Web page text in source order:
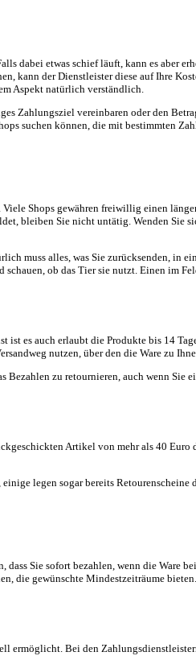
dabei etwas schief läuft, kann es aber
kann der Dienstleister diese auf Ihre
Aspekt natürlich verständlich.
Zahlungsziel vereinbaren oder den
suchen können, die mit bestimmten
Shops gewähren freiwillig einen
bleiben Sie nicht untätig. Wenden Sie
muss alles, was Sie zurücksenden, in
ob das Tier sie nutzt. Einen im
es auch erlaubt die Produkte bis 14
nutzen, über den die Ware zu
zu retournieren, auch wenn Sie
Artikel von mehr als 40
legen sogar bereits
Sie sofort bezahlen, wenn die Ware
die gewünschte Mindestzeiträume bieten.
ermöglicht. Bei den